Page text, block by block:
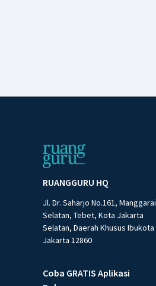
RUANGGURU HQ
Jl. Dr. Saharjo No.161, Manggarai
Selatan, Tebet, Kota Jakarta
Selatan, Daerah Khusus Ibukota
Jakarta 12860
Coba GRATIS Aplikasi